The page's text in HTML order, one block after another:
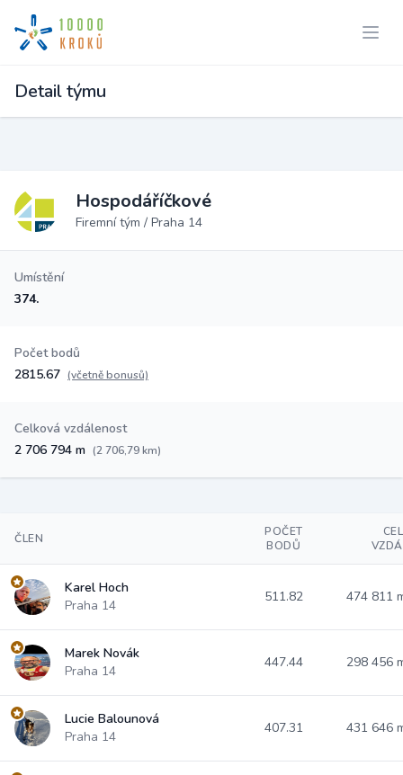
Detail týmu
Hospodáříčkové
Firemní tým / Praha 14
Umístění
374.
Počet bodů
2815.67 (včetně bonusů)
Celková vzdálenost
2 706 794 m (2 706,79 km)
ČLEN
POČET
BODŮ
Karel Hoch
Praha 14
511.82 474 811
Marek Novák
Praha 14
447.44 298 456
Lucie Balounová
Praha 14
407.31 431 646